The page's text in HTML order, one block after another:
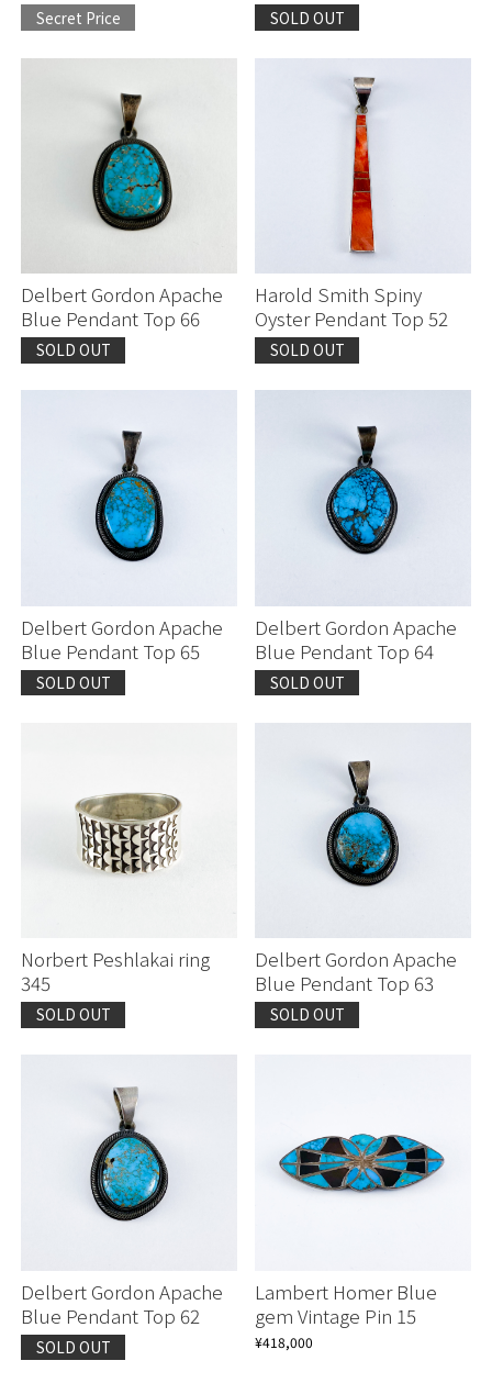
Secret Price SOLD OUT
Delbert Gordon Apache
Blue Pendant Top 66
SOLD OUT
Harold Smith Spiny
Oyster Pendant Top 52
SOLD OUT
Delbert Gordon Apache
Blue Pendant Top 65
SOLD OUT
Delbert Gordon Apache
Blue Pendant Top 64
SOLD OUT
Norbert Peshlakai ring
345
SOLD OUT
Delbert Gordon Apache
Blue Pendant Top 63
SOLD OUT
Delbert Gordon Apache
Blue Pendant Top 62
SOLD OUT
Lambert Homer Blue
gem Vintage Pin 15
¥418,000